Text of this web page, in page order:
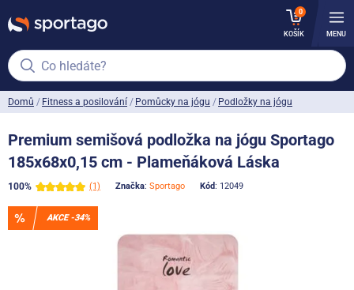
0
KOŠÍK MENU
Co hledáte?
Domů Fitness a posilování Pomůcky na jógu Podložky na jógu
100% (1) Značka: Sportago Kód: 12049
Premium semišová podložka na jógu Sportago
185x68x0,15 cm - Plameňáková Láska
AKCE -34%